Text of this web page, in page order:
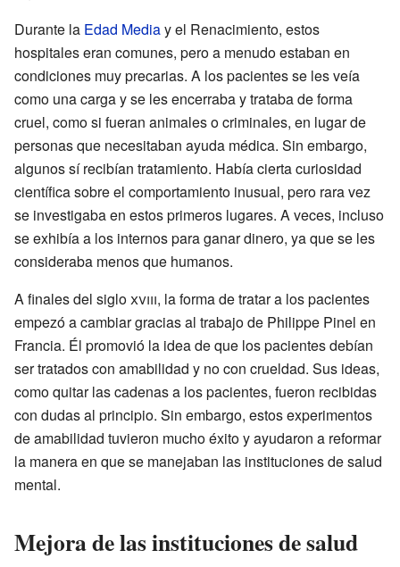
Durante la Edad Mediay el Renacimiento, estos
hospitales eran comunes, pero a menudo estaban en
condiciones muy precarias. A los pacientes se les veía
como una carga y se les encerraba y trataba de forma
cruel, como si fueran animales o criminales, en lugar de
personas que necesitaban ayuda médica. Sin embargo,
algunos sí recibían tratamiento. Había cierta curiosidad
científica sobre el comportamiento inusual, pero rara vez
se investigaba en estos primeros lugares. A veces, incluso
se exhibía a los internos para ganar dinero, ya que se les
consideraba menos que humanos.
A finales del sigloxviii, la forma de tratar a los pacientes
empezó a cambiar gracias al trabajo de Philippe Pinel en
Francia. Él promovió la idea de que los pacientes debían
ser tratados con amabilidad y no con crueldad. Sus ideas,
como quitar las cadenas a los pacientes, fueron recibidas
con dudas al principio. Sin embargo, estos experimentos
de amabilidad tuvieron mucho éxito y ayudaron a reformar
la manera en que se manejaban las instituciones de salud
mental.
Mejora de las instituciones de salud